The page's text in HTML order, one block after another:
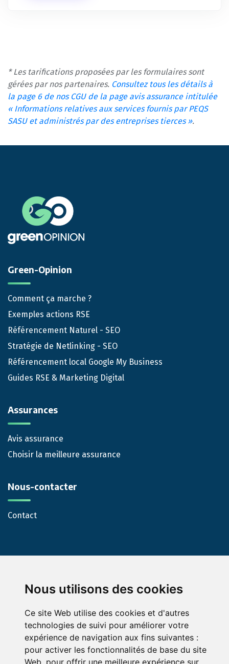
Nous utilisons des cookies
Ce site Web utilise des cookies et d'autres
technologies de suivi pour améliorer votre
expérience de navigation aux fins suivantes :
pour activer les fonctionnalités de base du site
Web pour offrir une meilleure expérience sur
* Les tarifications proposées par les formulaires sont
gérées par nos partenaires. Consultez tous les détails à
la page 6 de nos CGU de la page avis assurance intitulée
« Informations relatives aux services fournis par PEQS
SASU et administrés par des entreprises tierces ».
Green-Opinion
Comment ça marche ?
Exemples actions RSE
Référencement Naturel - SEO
Stratégie de Netlinking - SEO
Référencement local Google My Business
Guides RSE & Marketing Digital
Assurances
Avis assurance
Choisir la meilleure assurance
Nous-contacter
Contact
© Green-Opinion — Toute reproduction est interdite
Mentions légales
Conditions générales de services
Conditions générales d'utilisation pour les professionnels
abonnés au service Green Opinion